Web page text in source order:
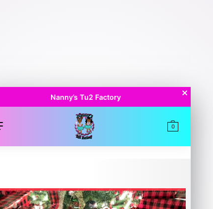
Nanny’s Tu2 Factory
0